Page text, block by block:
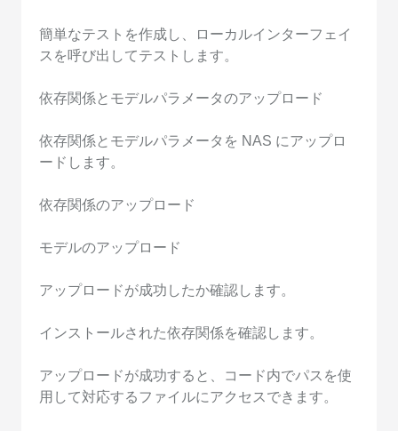
簡単なテストを作成し、ローカルインターフェイ
スを呼び出してテストします。
依存関係とモデルパラメータのアップロード
依存関係とモデルパラメータを NAS にアップロ
ードします。
依存関係のアップロード
モデルのアップロード
アップロードが成功したか確認します。
インストールされた依存関係を確認します。
アップロードが成功すると、コード内でパスを使
用して対応するファイルにアクセスできます。